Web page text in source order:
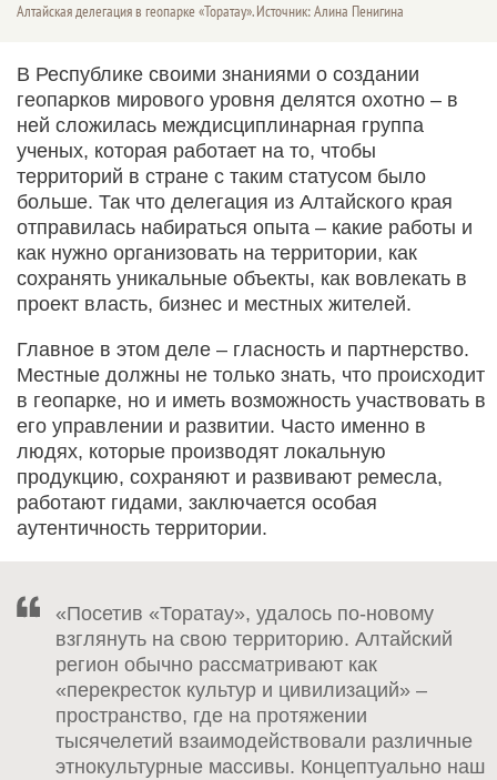
Алтайская делегация в геопарке «Торатау». Источник: Алина Пенигина
В Республике своими знаниями о создании
геопарков мирового уровня делятся охотно – в
ней сложилась междисциплинарная группа
ученых, которая работает на то, чтобы
территорий в стране с таким статусом было
больше. Так что делегация из Алтайского края
отправилась набираться опыта – какие работы и
как нужно организовать на территории, как
сохранять уникальные объекты, как вовлекать в
проект власть, бизнес и местных жителей.
Главное в этом деле – гласность и партнерство.
Местные должны не только знать, что происходит
в геопарке, но и иметь возможность участвовать в
его управлении и развитии. Часто именно в
людях, которые производят локальную
продукцию, сохраняют и развивают ремесла,
работают гидами, заключается особая
аутентичность территории.
«Посетив «Торатау», удалось по-новому
взглянуть на свою территорию. Алтайский
регион обычно рассматривают как
«перекресток культур и цивилизаций» –
пространство, где на протяжении
тысячелетий взаимодействовали различные
этнокультурные массивы. Концептуально наш